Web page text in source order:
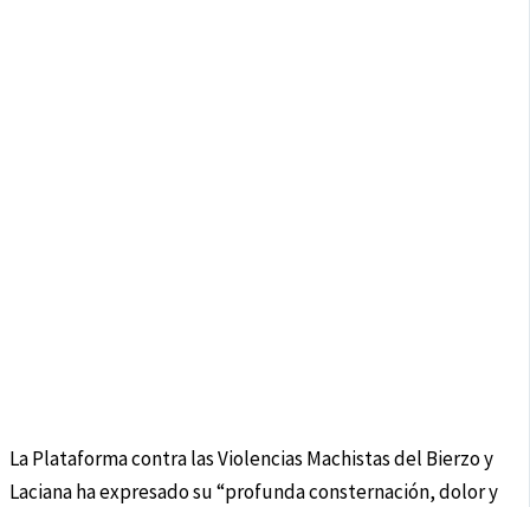
La Plataforma contra las Violencias Machistas del Bierzo y
Laciana ha expresado su “profunda consternación, dolor y